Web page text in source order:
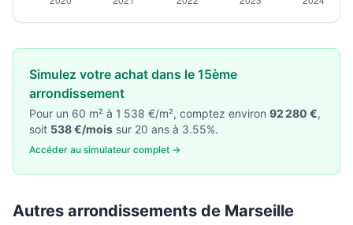
Simulez votre achat dans le 15ème
arrondissement
Pour un 60 m² à 1 538 €/m², comptez environ 92 280 €,
soit 538 €/mois sur 20 ans à 3.55%.
Accéder au simulateur complet →
Autres arrondissements de Marseille